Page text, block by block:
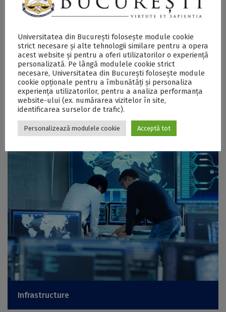
Outreach and Results
Infrastructure
Universitatea din București folosește module cookie
strict necesare și alte tehnologii similare pentru a opera
acest website și pentru a oferi utilizatorilor o experiență
personalizată. Pe lângă modulele cookie strict
necesare, Universitatea din București folosește module
cookie opționale pentru a îmbunătăți și personaliza
experiența utilizatorilor, pentru a analiza performanța
website-ului (ex. numărarea vizitelor în site,
identificarea surselor de trafic).
Personalizează modulele cookie Acceptă tot